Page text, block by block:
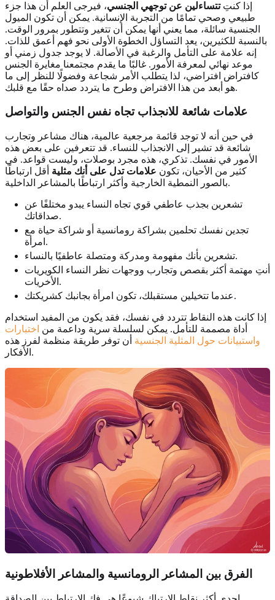
إذا كنتِتتساءلين عن توجهي الجنسي، فيرجى العلم أن هذا جزء
طبيعي وصحي تمامًا من التجربة الإنسانية. يمكن أن تكون الميول
الجنسية سائلة، مما يعني أنها يمكن أن تتغير وتتطور بمرور الوقت.
بالنسبة للكثيرين، يعد التساؤل الخطوة الأولى نحو فهم أعمق للذات.
إنه علامة على التأمل والرغبة في الأصالة. لا يوجد جدول زمني أو
موعد نهائي لمعرفة الأمور. غالبًا ما يقدم مجتمعنا مغايرة الجنس
كافتراض افتراضي، لذا يتطلب الأمر شجاعة وفضولًا للنظر إلى ما
هو أبعد من هذا الافتراض وطرح ما يتردد صداه حقًا مع قلبك.
علامات شائعة للانجذاب تجاه نفس الجنس والتواصل
في حين أنه لا توجد قائمة مرجعية عالمية، هناك مشاعر وتجارب
شائعة قد تشير إلى الانجذاب للنساء. قد تتعرفين على بعض هذه
الأمور في نفسك. تذكري، هذه مجرد بوصلات، وليست قواعد. في
كثير من الأحيان، تكون علامات تدل على أنك مثلية أقل ارتباطًا
بالصور النمطية الخارجية وأكثر ارتباطًا بالمشاعر الداخلية.
تشعرين بجذب عاطفي قوي تجاه النساء يبدو مختلفًا عن
صداقاتك.
تجدين نفسك تحلمين بشراكة رومانسية أو شراكة حياة مع
امرأة.
تشعرين بأنك مفهومة ومدركة ومتصلة عاطفيًا بالنساء.
أنتِ مهتمة أكثر بقصص وتجارب ووجهات نظر النساء الكويريات
الأخريات.
عندما تتخيلين مستقبلك، تكون امرأة بجانبك كشريكتك.
إذا كانت هذه النقاط تتردد في نفسك، فقد يكون من المفيد استخدام
أداة مصممة للتأمل. يمكن لسلسلة سرية وداعمة من اختبارات
واستبيانات حول المثلية الجنسية أن توفر طريقة منظمة لفرز هذه
الأفكار.
الفرق بين المشاعر الرومانسية والمشاعر الأفلاطونية